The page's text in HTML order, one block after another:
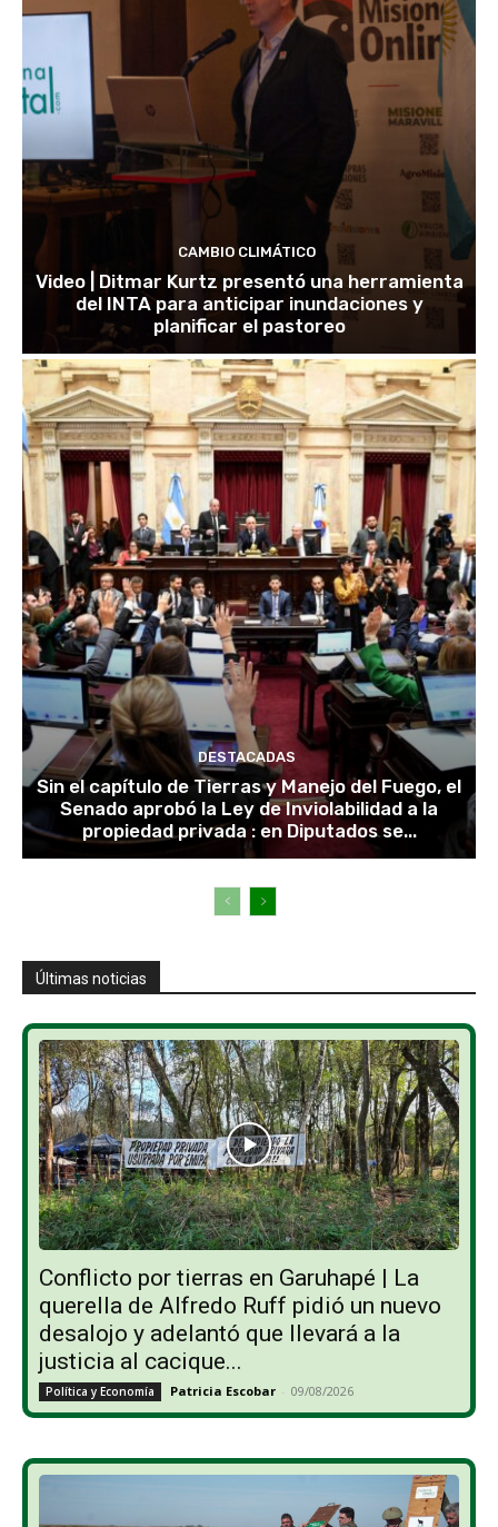
CAMBIO CLIMÁTICO
Video | Ditmar Kurtz presentó una herramienta
del INTA para anticipar inundaciones y
planificar el pastoreo
DESTACADAS
Sin el capítulo de Tierras y Manejo del Fuego, el
Senado aprobó la Ley de Inviolabilidad a la
propiedad privada : en Diputados se...
Últimas noticias
Conflicto por tierras en Garuhapé | La
querella de Alfredo Ruff pidió un nuevo
desalojo y adelantó que llevará a la
justicia al cacique...
Política y Economía Patricia Escobar - 09/08/2026